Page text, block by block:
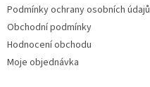
Podmínky ochrany osobních údajů
Obchodní podmínky
Hodnocení obchodu
Moje objednávka